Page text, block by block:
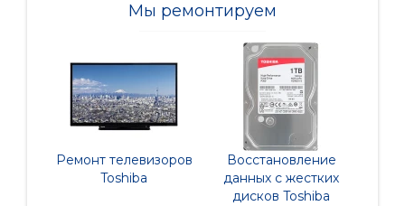
Мы ремонтируем
Ремонт телевизоров
Toshiba
Восстановление
данных с жестких
дисков Toshiba